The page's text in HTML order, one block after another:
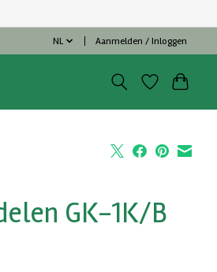
NL Aanmelden / Inloggen
GK-1K/B